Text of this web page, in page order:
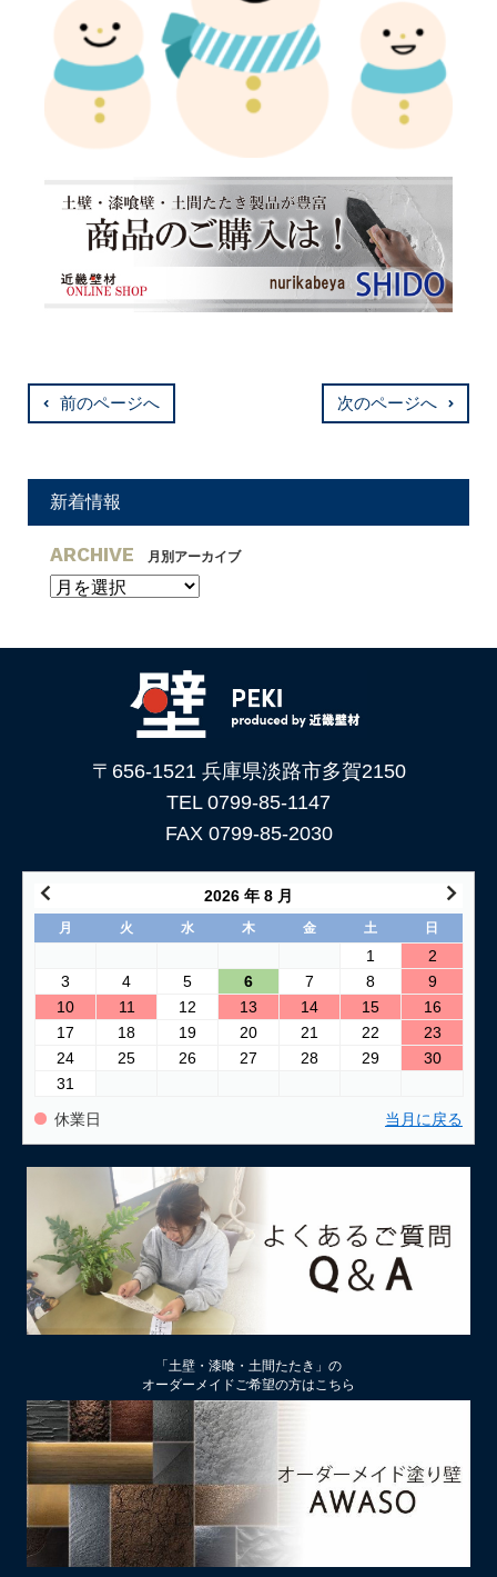
前のページへ 次のページへ
新着情報
ARCHIVE 月別アーカイブ
〒656-1521 兵庫県淡路市多賀2150
TEL 0799-85-1147
FAX 0799-85-2030
2026 年 8 月
月 火 水 木 金 土 日
1
2
3
4 5 6 7 8
9
10
11 12 13 14 15
16
17
18 19 20 21 22
23
24
25 26 27 28 29
30
31
休業日 当月に戻る
「土壁・漆喰・土間たたき」の
オーダーメイドご希望の方はこちら